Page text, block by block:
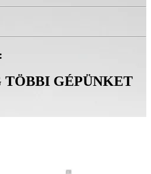
GÉPÜNKET